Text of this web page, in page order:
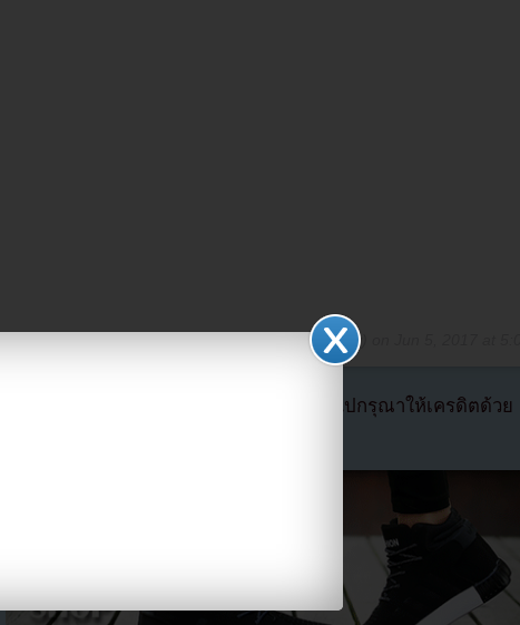
A post shared by MjKim (@mj_charmant_jenny) on
หากนำออกไปกรุณาให้เครดิตด้ว